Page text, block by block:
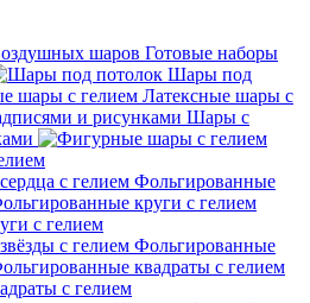
Готовые наборы
Шары под
Латексные шары с
Шары с
Фольгированные
с гелием
Фольгированные
с гелием